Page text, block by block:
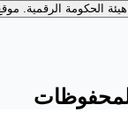
الحكومة الرقمية.